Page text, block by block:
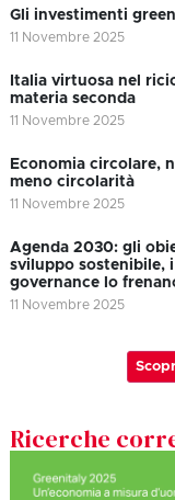
Gli investimenti
11 Novembre 2025
Italia virtuosa nel
materia seconda
11 Novembre 2025
Economia circolare,
meno circolarità
11 Novembre 2025
Agenda 2030: gli
sviluppo sostenibile,
governance lo
11 Novembre 2025
Ricerche